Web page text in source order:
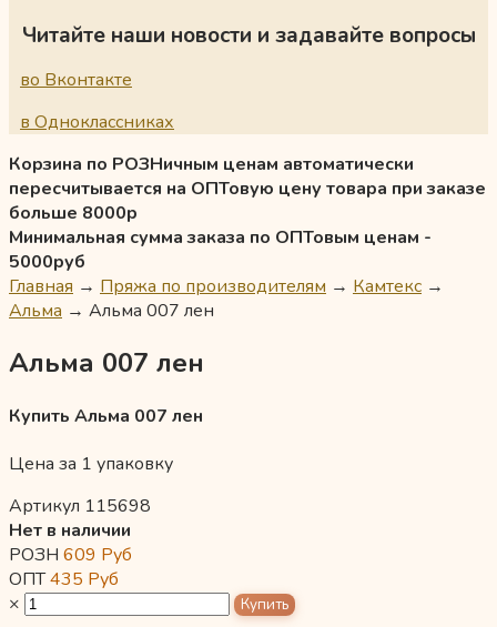
Читайте наши новости и задавайте вопросы
во Вконтакте
в Одноклассниках
Корзина по РОЗНичным ценам автоматически
пересчитывается на ОПТовую цену товара при заказе
больше 8000р
Минимальная сумма заказа по ОПТовым ценам -
5000руб
Главная → Пряжа по производителям → Камтекс →
Альма → Альма 007 лен
Альма 007 лен
Купить Альма 007 лен
Цена за 1 упаковку
Артикул 115698
Нет в наличии
РОЗН 609 Руб
ОПТ435 Руб
×